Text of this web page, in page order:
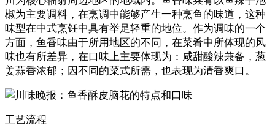
椒为主要调料，在烹调中能够产生一种烹鱼的味道，这种
味型在中式烹饪中具有举足轻重的地位。作为调味的一个
方面，鱼香味由于所用地区的不同，在菜肴中所体现的风
味也有所差异，在口味上主要体现为：咸甜酸辣兼备，葱
姜蒜香浓郁；因不同的菜式所需，也表现为清香爽口。
工艺流程